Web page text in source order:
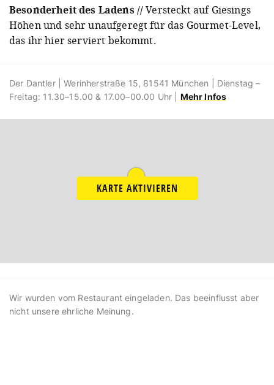
Besonderheit des Ladens //Versteckt auf Giesings
Höhen und sehr unaufgeregt für das Gourmet-Level,
das ihr hier serviert bekommt.
Der Dantler | Werinherstraße 15, 81541 München | Dienstag –
Freitag: 11.30–15.00 & 17.00–00.00 Uhr | Mehr Infos
KARTE AKTIVIEREN
Wir wurden vom Restaurant eingeladen. Das beeinflusst aber
nicht unsere ehrliche Meinung.